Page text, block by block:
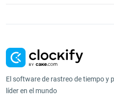
El software de rastreo de tiempo y
líder en el mundo